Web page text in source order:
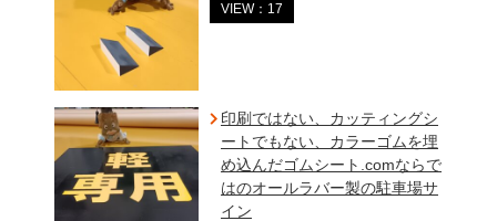
VIEW：17
印刷ではない、カッティングシ
ートでもない、カラーゴムを埋
め込んだゴムシート.comならで
はのオールラバー製の駐車場サ
イン